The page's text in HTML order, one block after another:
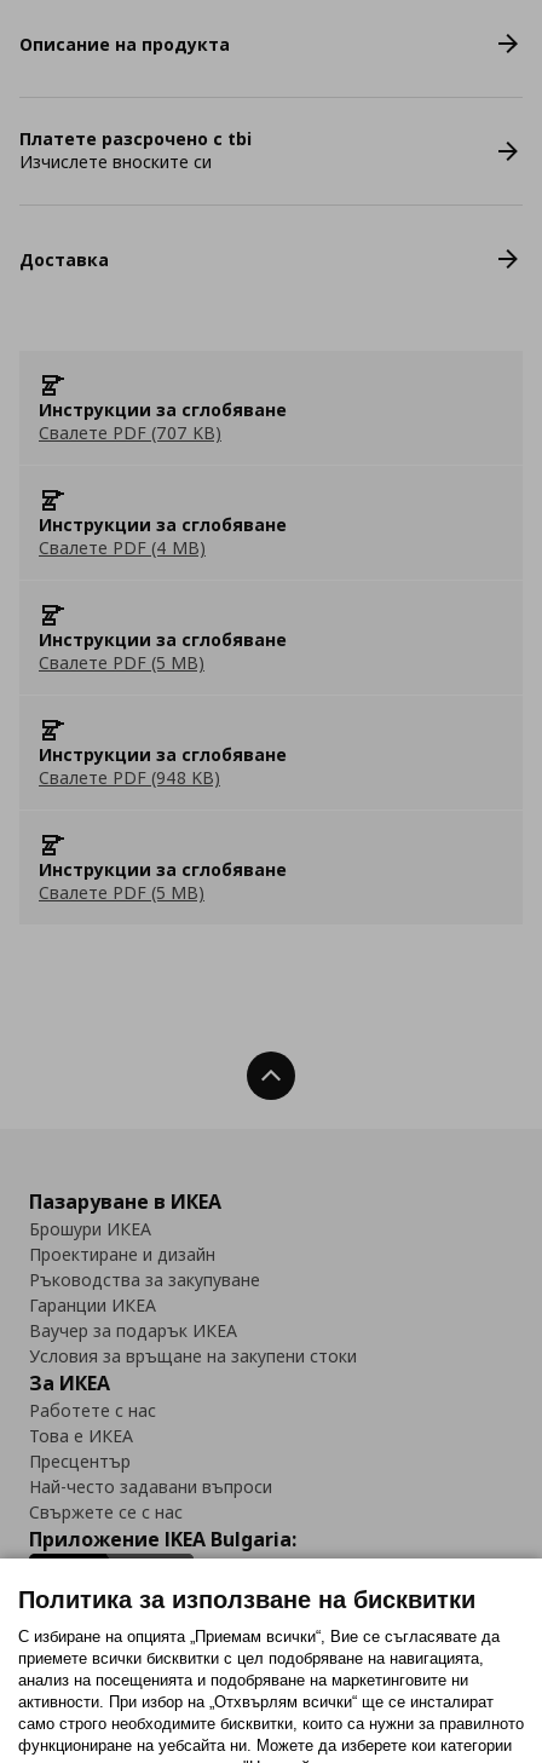
Описание на продукта
Платете разсрочено с tbi
Изчислете вноските си
Доставка
Инструкции за сглобяване
Свалете PDF (707 KB)
Инструкции за сглобяване
Свалете PDF (4 MB)
Инструкции за сглобяване
Свалете PDF (5 MB)
Инструкции за сглобяване
Свалете PDF (948 KB)
Инструкции за сглобяване
Свалете PDF (5 MB)
Нагоре
Пазаруване в ИКЕА
Брошури ИКЕА
Проектиране и дизайн
Ръководства за закупуване
Гаранции ИКЕА
Ваучер за подарък ИКЕА
Условия за връщане на закупени стоки
За ИКЕА
Работете с нас
Това е ИКЕА
Пресцентър
Най-често задавани въпроси
Свържете се с нас
Приложение IKEA Bulgaria:
Последвайте ни:
FacebookTwitterYoutubePinterestInstagram
Политика за използване на бисквитки
С избиране на опцията „Приемам всички“, Вие се съгласявате да
приемете всички бисквитки с цел подобряване на навигацията,
анализ на посещенията и подобряване на маркетинговите ни
активности. При избор на „Отхвърлям всички“ ще се инсталират
само строго необходимитe бисквитки, които са нужни за правилното
функциониране на уебсайта ни. Можете да изберете кои категории